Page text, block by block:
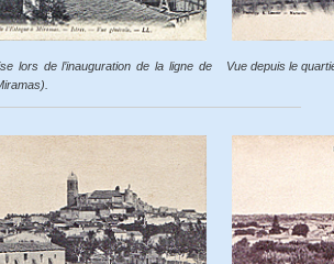
lors de l’inauguration de la ligne de
Vue depuis le